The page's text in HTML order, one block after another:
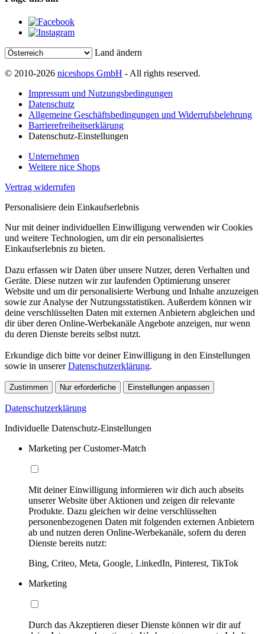
Land ändern
© 2010-2026 niceshops GmbH - All rights reserved.
Impressum und Nutzungsbedingungen
Datenschutz
Allgemeine Geschäftsbedingungen und Widerrufsbelehrung
Barrierefreiheitserklärung
Datenschutz-Einstellungen
Unternehmen
Weitere nice Shops
Vertrag widerrufen
Personalisiere dein Einkaufserlebnis
Nur mit deiner individuellen Einwilligung verwenden wir Cookies
und weitere Technologien, um dir ein personalisiertes
Einkaufserlebnis zu bieten.
Dazu erfassen wir Daten über unsere Nutzer, deren Verhalten und
Geräte. Diese nutzen wir zur laufenden Optimierung unserer
Website und um dir personalisierte Werbung und Inhalte anzuzeigen
sowie zur Analyse der Nutzungsstatistiken. Außerdem können wir
deine verschlüsselten Daten mit externen Anbietern abgleichen und
dir über deren Online-Werbekanäle Angebote anzeigen, nur wenn
du deren Dienste bereits selbst nutzt.
Erkundige dich bitte vor deiner Einwilligung in den Einstellungen
sowie in unsererDatenschutzerklärung.
Zustimmen Nur erforderliche Einstellungen anpassen
Datenschutzerklärung
Individuelle Datenschutz-Einstellungen
Marketing per Customer-Match
Mit deiner Einwilligung informieren wir dich auch abseits
unserer Website über Aktionen und zeigen dir relevante
Produkte. Dazu gleichen wir deine verschlüsselten
personenbezogenen Daten mit folgenden externen Anbietern
ab und nutzen deren Online-Werbekanäle, sofern du deren
Dienste bereits nutzt:
Bing, Criteo, Meta, Google, LinkedIn, Pinterest, TikTok
Marketing
Durch das Akzeptieren dieser Dienste können wir dir auf